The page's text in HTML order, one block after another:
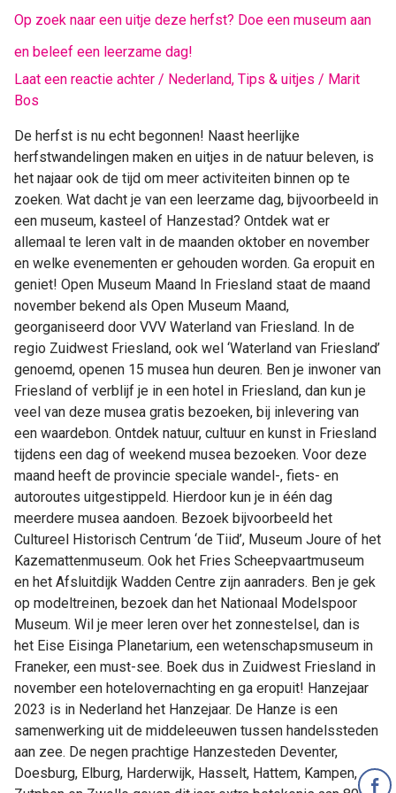
Op zoek naar een uitje deze herfst? Doe een museum aan
en beleef een leerzame dag!
Laat een reactie achter / Nederland, Tips & uitjes / Marit
Bos
De herfst is nu echt begonnen! Naast heerlijke
herfstwandelingen maken en uitjes in de natuur beleven, is
het najaar ook de tijd om meer activiteiten binnen op te
zoeken. Wat dacht je van een leerzame dag, bijvoorbeeld in
een museum, kasteel of Hanzestad? Ontdek wat er
allemaal te leren valt in de maanden oktober en november
en welke evenementen er gehouden worden. Ga eropuit en
geniet! Open Museum Maand In Friesland staat de maand
november bekend als Open Museum Maand,
georganiseerd door VVV Waterland van Friesland. In de
regio Zuidwest Friesland, ook wel ‘Waterland van Friesland’
genoemd, openen 15 musea hun deuren. Ben je inwoner van
Friesland of verblijf je in een hotel in Friesland, dan kun je
veel van deze musea gratis bezoeken, bij inlevering van
een waardebon. Ontdek natuur, cultuur en kunst in Friesland
tijdens een dag of weekend musea bezoeken. Voor deze
maand heeft de provincie speciale wandel-, fiets- en
autoroutes uitgestippeld. Hierdoor kun je in één dag
meerdere musea aandoen. Bezoek bijvoorbeeld het
Cultureel Historisch Centrum ‘de Tiid’, Museum Joure of het
Kazemattenmuseum. Ook het Fries Scheepvaartmuseum
en het Afsluitdijk Wadden Centre zijn aanraders. Ben je gek
op modeltreinen, bezoek dan het Nationaal Modelspoor
Museum. Wil je meer leren over het zonnestelsel, dan is
het Eise Eisinga Planetarium, een wetenschapsmuseum in
Franeker, een must-see. Boek dus in Zuidwest Friesland in
november een hotelovernachting en ga eropuit! Hanzejaar
2023 is in Nederland het Hanzejaar. De Hanze is een
samenwerking uit de middeleeuwen tussen handelssteden
aan zee. De negen prachtige Hanzesteden Deventer,
Doesburg, Elburg, Harderwijk, Hasselt, Hattem, Kampen,